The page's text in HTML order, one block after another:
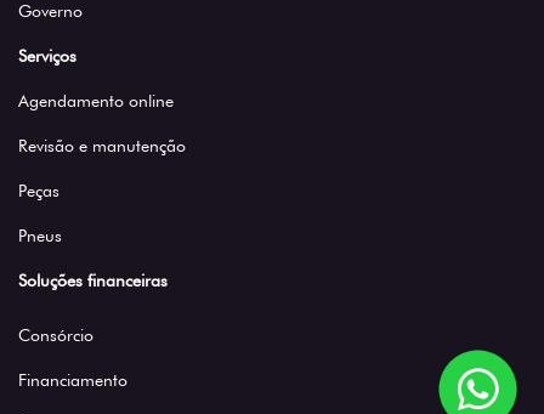
Governo
Serviços
Agendamento online
Revisão e manutenção
Peças
Pneus
Soluções financeiras
Consórcio
Financiamento